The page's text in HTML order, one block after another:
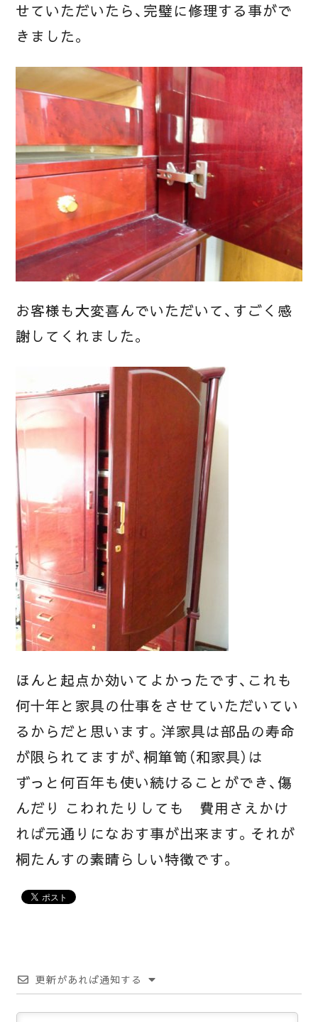
せていただいたら、完璧に修理する事がで
きました。
お客様も大変喜んでいただいて、すごく感
謝してくれました。
ほんと起点か効いてよかったです、これも
何十年と家具の仕事をさせていただいてい
るからだと思います。洋家具は部品の寿命
が限られてますが、桐箪笥（和家具）は
ずっと何百年も使い続けることができ、傷
んだり こわれたりしても 費用さえかけ
れば元通りになおす事が出来ます。それが
桐たんすの素晴らしい特徴です。
更新があれば通知する